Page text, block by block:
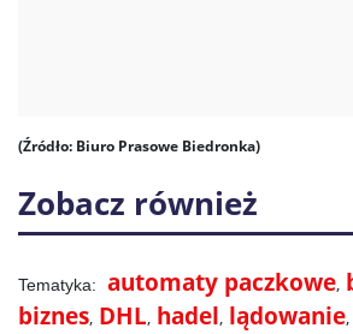
(Źródło: Biuro Prasowe Biedronka)
Zobacz również
automaty paczkowe
biznes DHL hadel lądowanie